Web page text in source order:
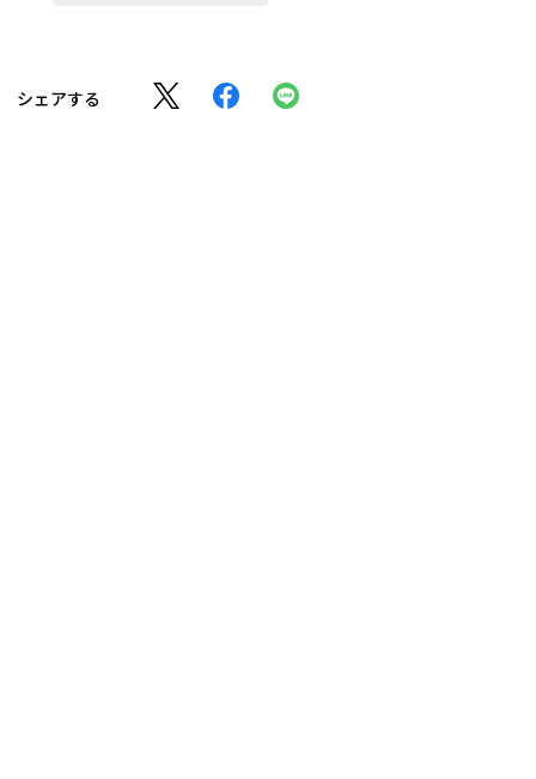
シェアする